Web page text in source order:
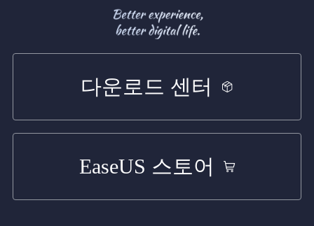
다운로드 센터
EaseUS 스토어